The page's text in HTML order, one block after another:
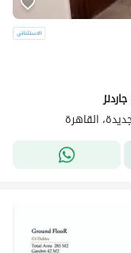
القاهرة